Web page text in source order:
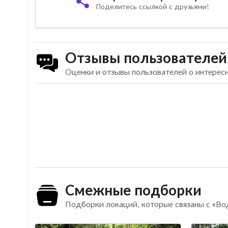
Поделитесь ссылкой с друзьями!
Отзывы пользователей
Оценки и отзывы пользователей о
Смежные подборки
Подборки локаций, которые связаны с